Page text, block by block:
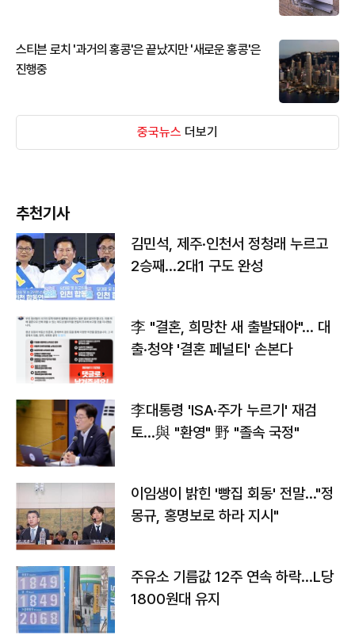
스티븐 로치 '과거의 홍콩'은 끝났지만 '새로운 홍콩'은
진행중
중국뉴스 더보기
추천기사
김민석, 제주·인천서 정청래 누르고
2승째…2대1 구도 완성
李 "결혼, 희망찬 새 출발돼야"… 대
출·청약 '결혼 페널티' 손본다
李대통령 'ISA·주가 누르기' 재검
토…與 "환영" 野 "졸속 국정"
이임생이 밝힌 '빵집 회동' 전말…"정
몽규, 홍명보로 하라 지시"
주유소 기름값 12주 연속 하락…L당
1800원대 유지